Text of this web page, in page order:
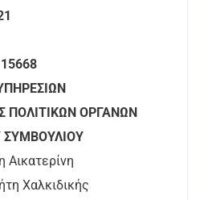
ΟΡΓΑΝΩΝ
ΣΥΜΒΟΥΛΙΟΥ
Αικατερίνη
Χαλκιδικής